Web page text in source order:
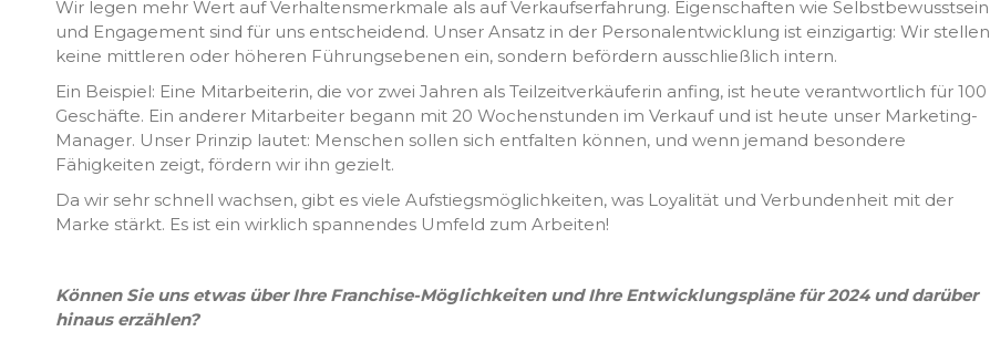
Wir legen mehr Wert auf Verhaltensmerkmale als auf Verkaufserfahrung. Eigenschaften wie Selbstbewusstsein
und Engagement sind für uns entscheidend. Unser Ansatz in der Personalentwicklung ist einzigartig: Wir stellen
keine mittleren oder höheren Führungsebenen ein, sondern befördern ausschließlich intern.
Ein Beispiel: Eine Mitarbeiterin, die vor zwei Jahren als Teilzeitverkäuferin anfing, ist heute verantwortlich für 100
Geschäfte. Ein anderer Mitarbeiter begann mit 20 Wochenstunden im Verkauf und ist heute unser Marketing-
Manager. Unser Prinzip lautet: Menschen sollen sich entfalten können, und wenn jemand besondere
Fähigkeiten zeigt, fördern wir ihn gezielt.
Da wir sehr schnell wachsen, gibt es viele Aufstiegsmöglichkeiten, was Loyalität und Verbundenheit mit der
Marke stärkt. Es ist ein wirklich spannendes Umfeld zum Arbeiten!
Können Sie uns etwas über Ihre Franchise-Möglichkeiten und Ihre Entwicklungspläne für 2024 und darüber
hinaus erzählen?